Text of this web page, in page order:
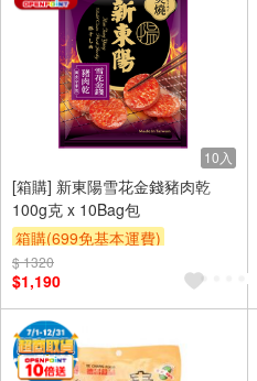
10入
[箱購] 新東陽雪花金錢豬肉乾
100g克 x 10Bag包
箱購(699免基本運費)
贈OPENPOINT
$ 1320
$1,190